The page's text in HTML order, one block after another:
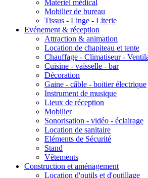
Matériel médical
Mobilier de bureau
Tissus - Linge - Literie
Evénement & réception
Attraction & animation
Location de chapiteau et tente
Chauffage - Climatiseur -
Cuisine - vaisselle - bar
Décoration
Gaine - câble - boitier électrique
Instrument de musique
Lieux de réception
Mobilier
Sonorisation - vidéo - éclairage
Location de sanitaire
Eléments de Sécurité
Stand
Vêtements
Construction et aménagement
Location d'outils et d'outillage